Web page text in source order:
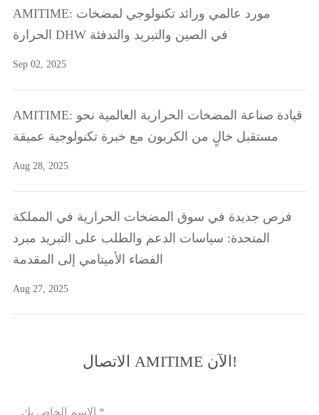
AMITIME: مورد عالمي ورائد تكنولوجي لمضخات
الحرارة DHW في الصين والتبريد والتدفئة
Sep 02, 2025
AMITIME: قيادة صناعة المضخات الحرارية العالمية نحو
مستقبل خالٍ من الكربون مع خبرة تكنولوجية عميقة
Aug 28, 2025
فرص جديدة في سوق المضخات الحرارية في المملكة
المتحدة: سياسات الدعم والطلب على التبريد مبرد
الفضاء الأميتامي إلى المقدمة
Aug 27, 2025
الاتصال AMITIME الآن!